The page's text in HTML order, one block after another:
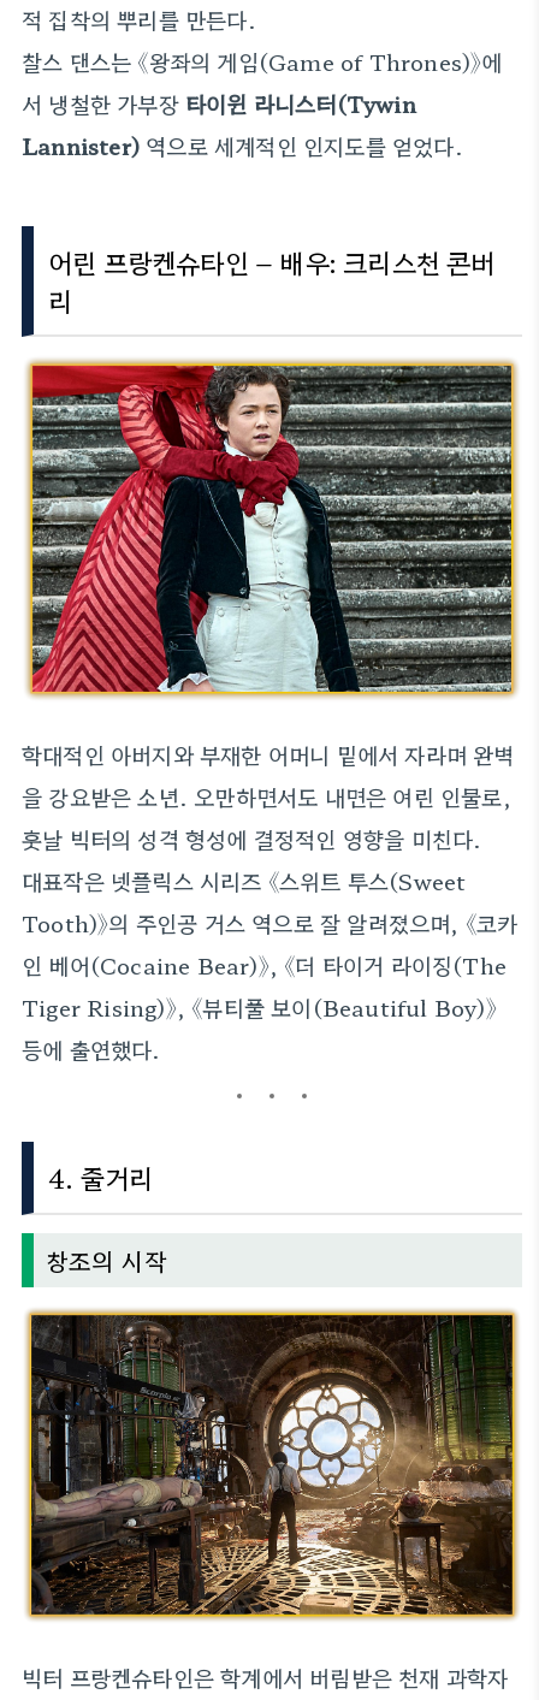
적 집착의 뿌리를 만든다.
찰스 댄스는 《왕좌의 게임(Game of Thrones)》에
서 냉철한 가부장 타이윈 라니스터(Tywin
Lannister) 역으로 세계적인 인지도를 얻었다.
어린 프랑켄슈타인 – 배우: 크리스천 콘버
리
학대적인 아버지와 부재한 어머니 밑에서 자라며 완벽
을 강요받은 소년. 오만하면서도 내면은 여린 인물로,
훗날 빅터의 성격 형성에 결정적인 영향을 미친다.
대표작은 넷플릭스 시리즈 《스위트 투스(Sweet
Tooth)》의 주인공 거스 역으로 잘 알려졌으며, 《코카
인 베어(Cocaine Bear)》, 《더 타이거 라이징(The
Tiger Rising)》, 《뷰티풀 보이(Beautiful Boy)》
등에 출연했다.
4. 줄거리
창조의 시작
빅터 프랑켄슈타인은 학계에서 버림받은 천재 과학자